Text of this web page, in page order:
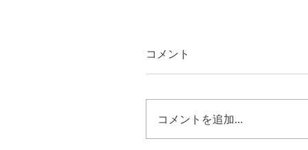
コメント
コメントを追加…